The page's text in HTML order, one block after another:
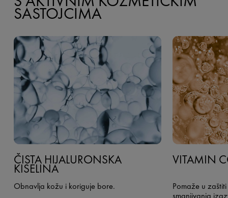
SASTOJCIMA
ČISTA HIJALURONSKA
KISELINA
Obnavlja kožu i koriguje bore.
VITAMIN
Pomaže u
smanjivanja